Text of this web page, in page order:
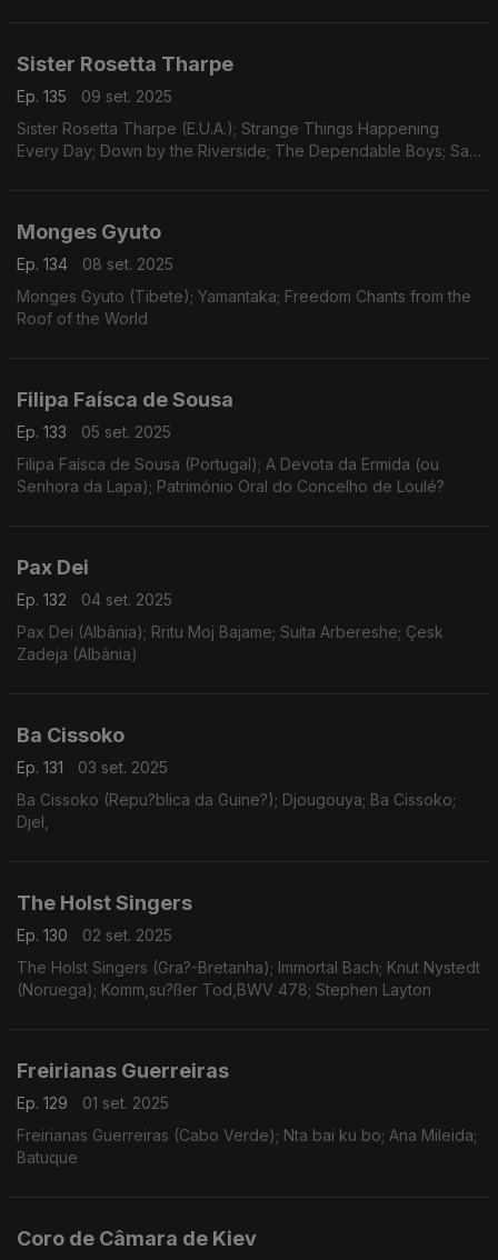
Sister Rosetta Tharpe
Ep. 135
09 set. 2025
Sister Rosetta Tharpe (E.U.A.); Strange Things Happening
Every Day; Down by the Riverside; The Dependable Boys; Sam
Monges Gyuto
Ep. 134
08 set. 2025
Monges Gyuto (Tibete); Yamantaka; Freedom Chants from the
Roof of the World
Filipa Faísca de Sousa
Ep. 133
05 set. 2025
Filipa Faísca de Sousa (Portugal); A Devota da Ermida (ou
Senhora da Lapa); Património Oral do Concelho de Loulé?
Pax Dei
Ep. 132
04 set. 2025
Pax Dei (Albânia); Rritu Moj Bajame; Suita Arbereshe; Çesk
Zadeja (Albânia)
Ba Cissoko
Ep. 131
03 set. 2025
Ba Cissoko (Repu?blica da Guine?); Djougouya; Ba Cissoko;
Djel,
The Holst Singers
Ep. 130
02 set. 2025
The Holst Singers (Gra?-Bretanha); Immortal Bach; Knut Nystedt
(Noruega); Komm,su?ßer Tod,BWV 478; Stephen Layton
Freirianas Guerreiras
Ep. 129
01 set. 2025
Freirianas Guerreiras (Cabo Verde); Nta bai ku bo; Ana Mileida;
Batuque
Coro de Câmara de Kiev